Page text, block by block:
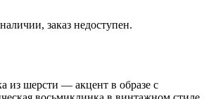
заказ недоступен.
из шерсти — акцент в образе с